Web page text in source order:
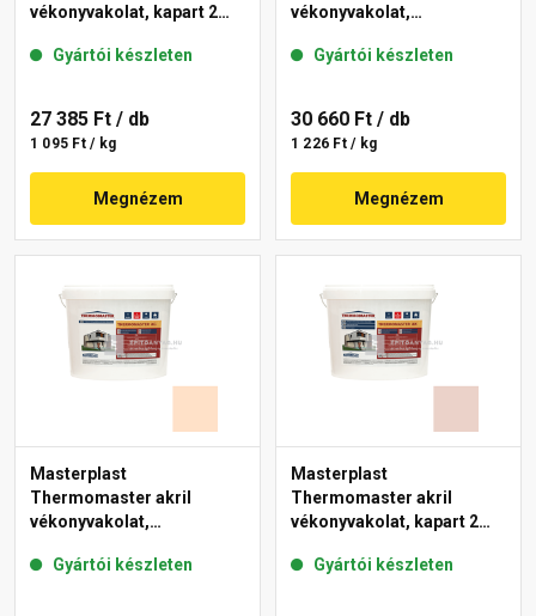
vékonyvakolat, kapart 2
Gyártói készleten
27 385 Ft / db
1 095 Ft / kg
Megnézem
vékonyvakolat,
03-E 25 kg
Gyártói készleten
30 660 Ft / db
1 226 Ft / kg
Megnézem
Masterplast
Thermomaster akril
vékonyvakolat,
04-E 25 kg
Gyártói készleten
Masterplast
Thermomaster akril
vékonyvakolat, kapart 2
Gyártói készleten